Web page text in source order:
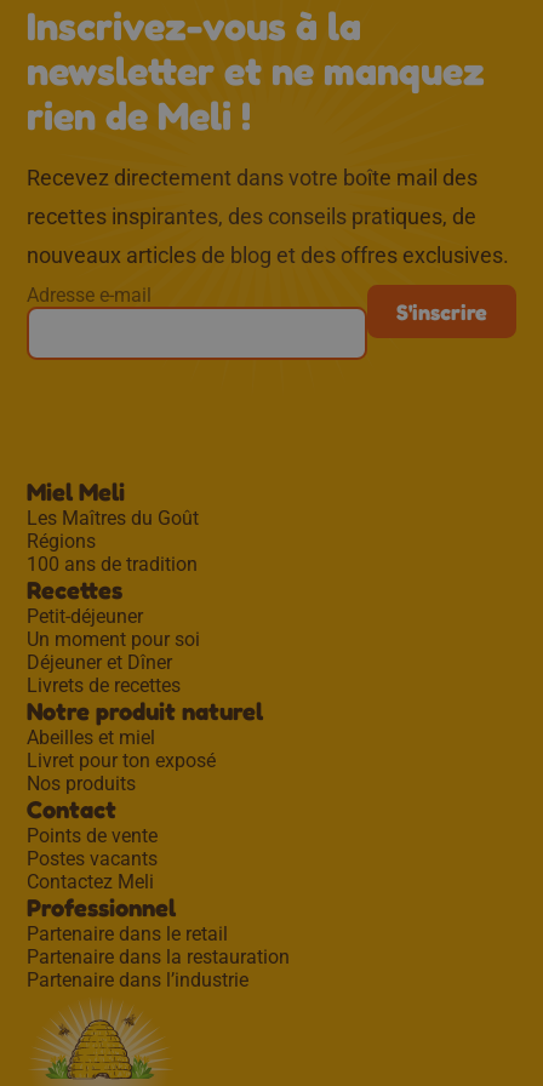
Inscrivez-vous à la
newsletter et ne manquez
rien de Meli !
Recevez directement dans votre boîte mail des
recettes inspirantes, des conseils pratiques, de
nouveaux articles de blog et des offres exclusives.
Adresse e-mail
Miel Meli
Les Maîtres du Goût
Régions
100 ans de tradition
Recettes
Petit-déjeuner
Un moment pour soi
Déjeuner et Dîner
Livrets de recettes
Notre produit naturel
Abeilles et miel
Livret pour ton exposé
Nos produits
Contact
Points de vente
Postes vacants
Contactez Meli
Professionnel
Partenaire dans le retail
Partenaire dans la restauration
Partenaire dans l’industrie